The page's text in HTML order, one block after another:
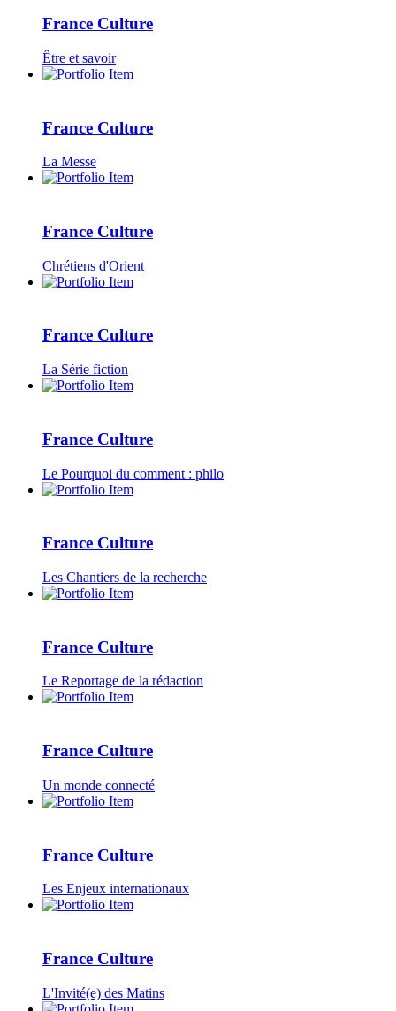
France Culture
Être et savoir
France Culture
La Messe
France Culture
Chrétiens d'Orient
France Culture
La Série fiction
France Culture
Le Pourquoi du comment : philo
France Culture
Les Chantiers de la recherche
France Culture
Le Reportage de la rédaction
France Culture
Un monde connecté
France Culture
Les Enjeux internationaux
France Culture
L'Invité(e) des Matins